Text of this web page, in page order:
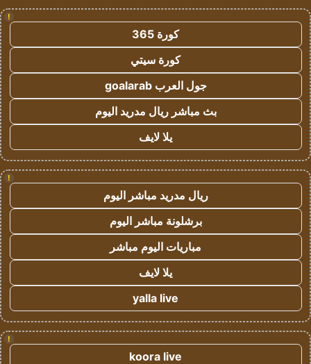
!
كورة 365
كورة سيتي
جول العرب goalarab
بث مباشر ريال مدريد اليوم
يلا لايف
!
ريال مدريد مباشر اليوم
برشلونة مباشر اليوم
مباريات اليوم مباشر
يلا لايف
yalla live
!
koora live